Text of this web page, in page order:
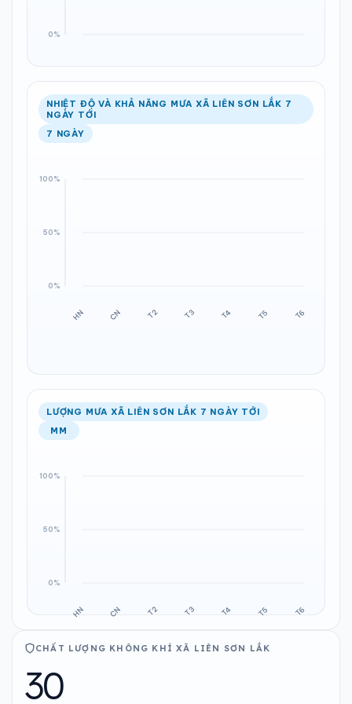
NHIỆT ĐỘ VÀ KHẢ NĂNG MƯA XÃ LIÊN SƠN LẮK 7
NGÀY TỚI
7 NGÀY
LƯỢNG MƯA XÃ LIÊN SƠN LẮK 7 NGÀY TỚI
MM
CHẤT LƯỢNG KHÔNG KHÍ XÃ LIÊN SƠN LẮK
30